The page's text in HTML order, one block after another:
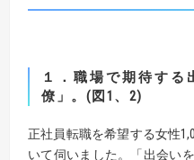
１．職場で期待する
僚」。(図1、2)
正社員転職を希望する女性
いて伺いました。「出会い